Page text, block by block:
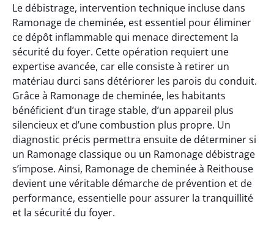
Le débistrage, intervention technique incluse dans
Ramonage de cheminée, est essentiel pour éliminer
ce dépôt inflammable qui menace directement la
sécurité du foyer. Cette opération requiert une
expertise avancée, car elle consiste à retirer un
matériau durci sans détériorer les parois du conduit.
Grâce à Ramonage de cheminée, les habitants
bénéficient d’un tirage stable, d’un appareil plus
silencieux et d’une combustion plus propre. Un
diagnostic précis permettra ensuite de déterminer si
un Ramonage classique ou un Ramonage débistrage
s’impose. Ainsi, Ramonage de cheminée à Reithouse
devient une véritable démarche de prévention et de
performance, essentielle pour assurer la tranquillité
et la sécurité du foyer.